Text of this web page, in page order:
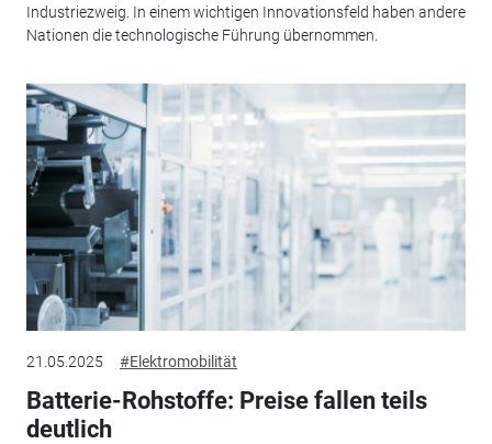
Industriezweig. In einem wichtigen Innovationsfeld haben andere
Nationen die technologische Führung übernommen.
21.05.2025 #Elektromobilität
Batterie-Rohstoffe: Preise fallen teils
deutlich